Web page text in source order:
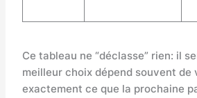
Ce tableau ne “déclasse” rien: il
meilleur choix dépend souvent
exactement ce que la prochaine